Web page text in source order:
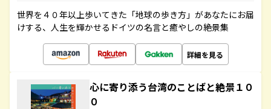
世界を４０年以上歩いてきた「地球の歩き方」があなたにお届
けする、人生を輝かせるドイツの名言と癒やしの絶景集
詳細を見る
心に寄り添う台湾のことばと絶景１０
０